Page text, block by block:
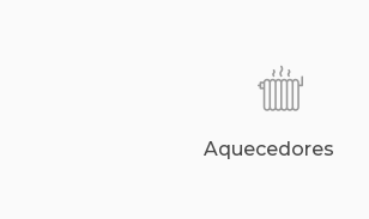
Aquecedores